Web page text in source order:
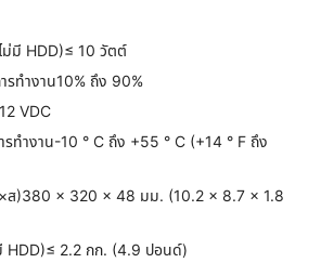
ม่มี HDD)≤ 10 วัตต์
รทำงาน10% ถึง 90%
VDC
ทำงาน-10 ° C ถึง +55 ° C (+14 ° F ถึง
ส)380 × 320 × 48 มม. (10.2 × 8.7 × 1.8
HDD)≤ 2.2 กก. (4.9 ปอนด์)